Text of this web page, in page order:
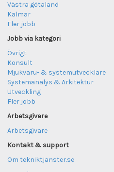
Västra götaland
Kalmar
Fler jobb
Jobb via kategori
Övrigt
Konsult
Mjukvaru- & systemutvecklare
Systemanalys & Arkitektur
Utveckling
Fler jobb
Arbetsgivare
Arbetsgivare
Kontakt & support
Om tekniktjanster.se